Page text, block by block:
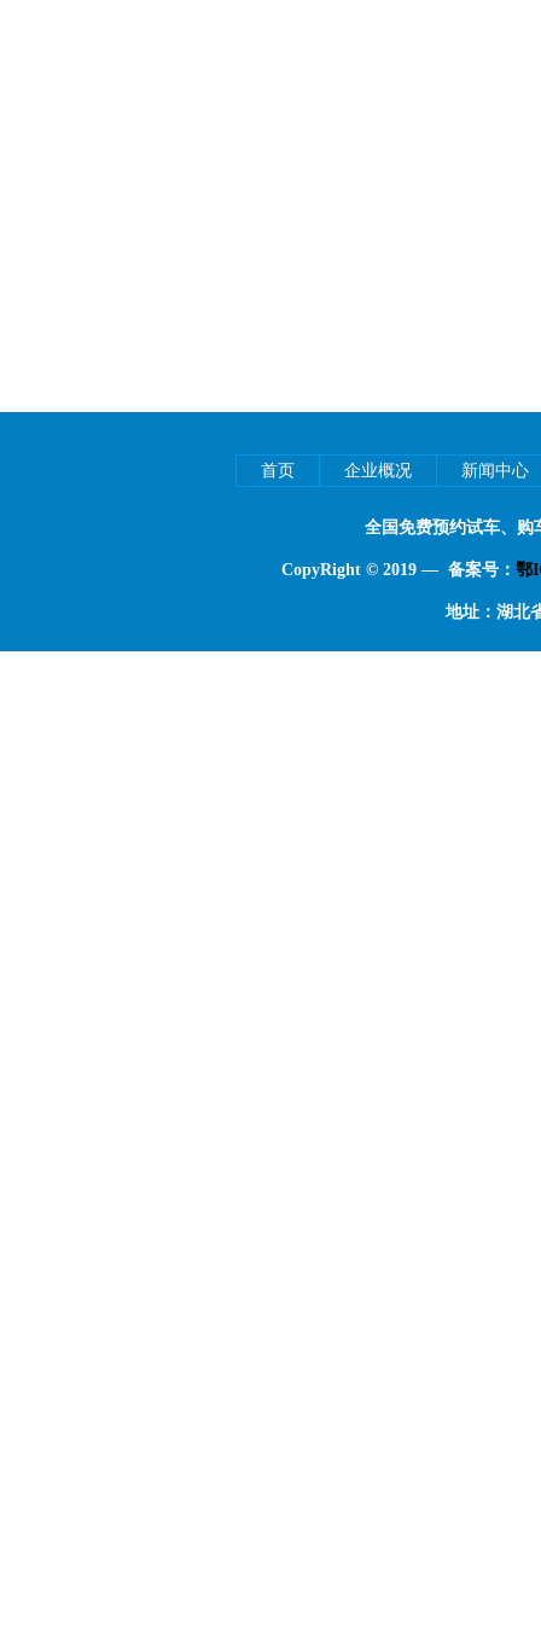
首页 企业概况 新闻中心
全国免费预约试车、购
CopyRight © 2019 — 备案号： 鄂
地址：湖北